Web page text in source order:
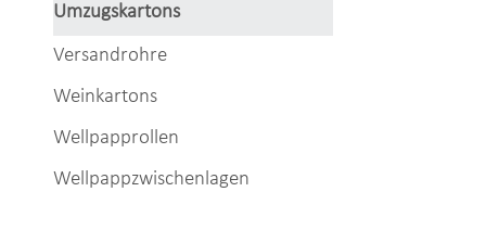
Umzugskartons
Versandrohre
Weinkartons
Wellpapprollen
Wellpappzwischenlagen